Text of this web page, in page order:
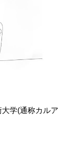
大学(通称カルア